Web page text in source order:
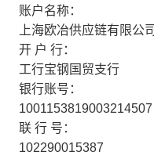
账户名称：
上海欧冶供应链有限公司
开 户 行：
工行宝钢国贸支行
银行账号：
1001153819003214507
联 行 号：
102290015387